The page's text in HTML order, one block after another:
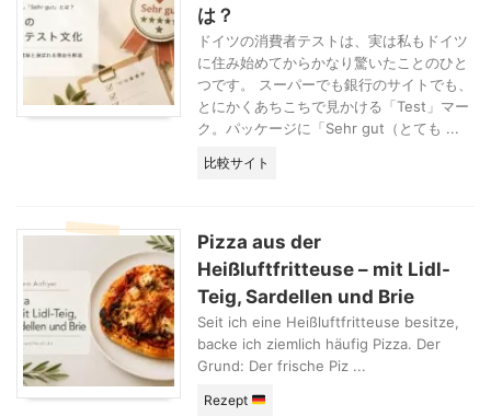
は？
ドイツの消費者テストは、実は私もドイツ
に住み始めてからかなり驚いたことのひと
つです。 スーパーでも銀行のサイトでも、
とにかくあちこちで見かける「Test」マー
ク。パッケージに「Sehr gut（とても ...
比較サイト
Pizza aus der
Heißluftfritteuse – mit Lidl-
Teig, Sardellen und Brie
Seit ich eine Heißluftfritteuse besitze,
backe ich ziemlich häufig Pizza. Der
Grund: Der frische Piz ...
Rezept